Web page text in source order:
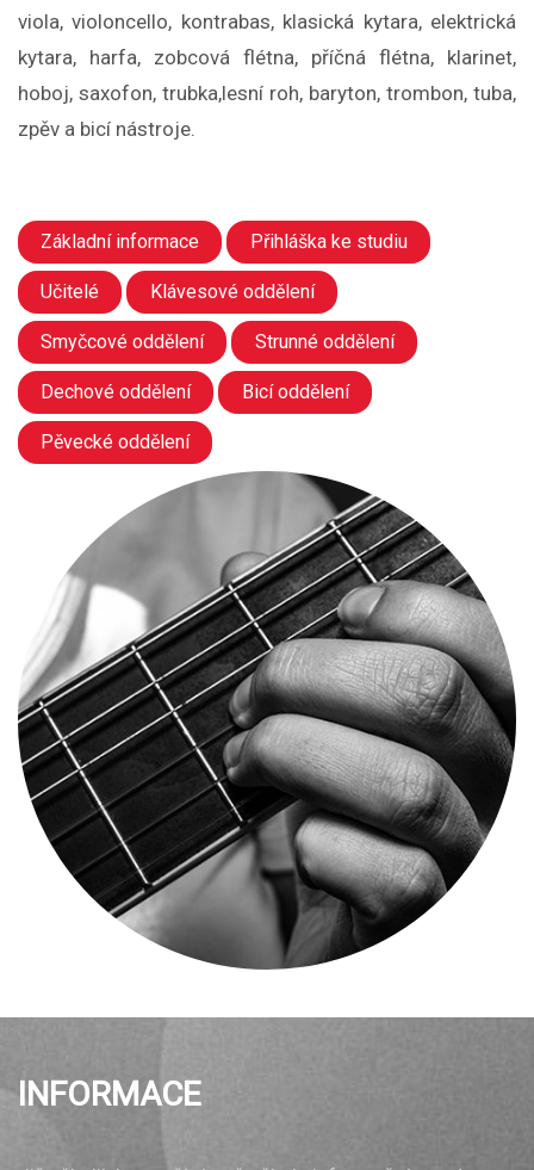
viola, violoncello, kontrabas, klasická kytara, elektrická
kytara, harfa, zobcová flétna, příčná flétna, klarinet,
hoboj, saxofon, trubka,lesní roh, baryton, trombon, tuba,
zpěv a bicí nástroje.
Základní informace Přihláška ke studiu
Učitelé Klávesové oddělení
Smyčcové oddělení Strunné oddělení
Dechové oddělení Bicí oddělení
Pěvecké oddělení
INFORMACE